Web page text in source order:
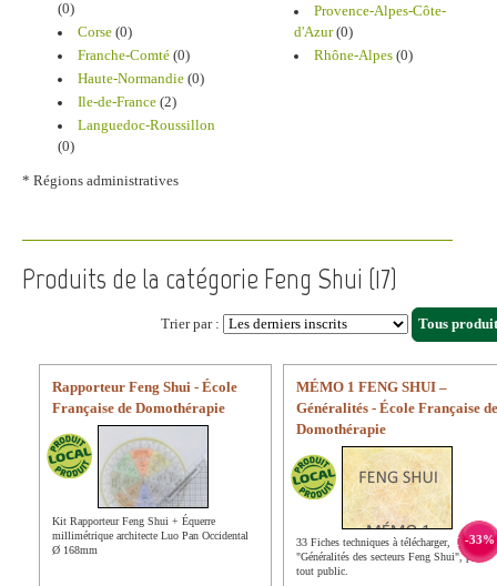
(0)
Corse(0)
Franche-Comté(0)
Haute-Normandie(0)
Ile-de-France(2)
Languedoc-Roussillon
(0)
Provence-Alpes-Côte-
d'Azur(0)
Rhône-Alpes (0)
* Régions administratives
Produits de la catégorie Feng Shui (17)
Trier par :
Rapporteur Feng Shui - École
Française de Domothérapie
Kit Rapporteur Feng Shui + Équerre
millimétrique architecte Luo Pan Occidental
Ø 168mm
MÉMO 1 FENG SHUI –
Généralités - École Française de
Domothérapie
33 Fiches techniques à télécharger,
"Généralités des secteurs Feng Shui", pour
tout public.
-33%